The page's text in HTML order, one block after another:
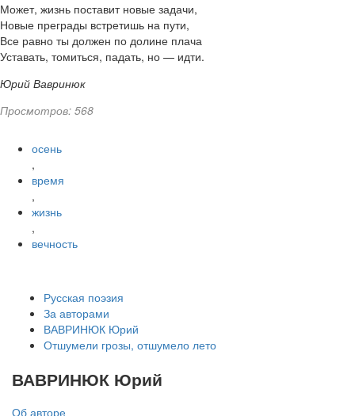
Может, жизнь поставит новые задачи,
Новые преграды встретишь на пути,
Все равно ты должен по долине плача
Уставать, томиться, падать, но — идти.
Юрий Вавринюк
Просмотров: 568
осень
,
время
,
жизнь
,
вечность
Русская поэзия
За авторами
ВАВРИНЮК Юрий
Отшумели грозы, отшумело лето
ВАВРИНЮК Юрий
Об авторе